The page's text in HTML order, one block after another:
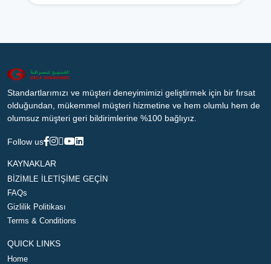
Standartlarımızı ve müşteri deneyimimizi geliştirmek için bir fırsat
olduğundan, mükemmel müşteri hizmetine ve hem olumlu hem de
olumsuz müşteri geri bildirimlerine %100 bağlıyız.
Follow us
KAYNAKLAR
BİZİMLE İLETİŞİME GEÇİN
FAQs
Gizlilik Politikası
Terms & Conditions
QUICK LINKS
Home